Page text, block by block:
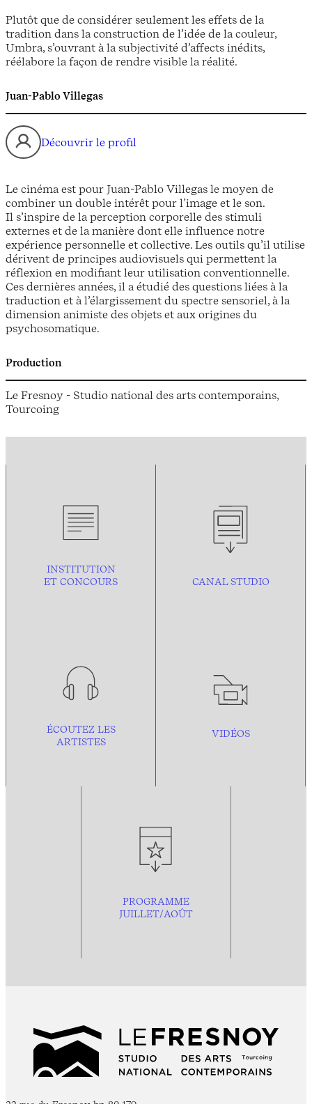
Plutôt que de considérer seulement les effets de la
tradition dans la construction de l’idée de la couleur,
Umbra, s’ouvrant à la subjectivité d’affects inédits,
réélabore la façon de rendre visible la réalité.
Juan-Pablo Villegas
Découvrir le profil
Le cinéma est pour Juan-Pablo Villegas le moyen de
combiner un double intérêt pour l’image et le son.
Il s’inspire de la perception corporelle des stimuli
externes et de la manière dont elle influence notre
expérience personnelle et collective. Les outils qu’il utilise
dérivent de principes audiovisuels qui permettent la
réflexion en modifiant leur utilisation conventionnelle.
Ces dernières années, il a étudié des questions liées à la
traduction et à l’élargissement du spectre sensoriel, à la
dimension animiste des objets et aux origines du
psychosomatique.
Production
Le Fresnoy - Studio national des arts contemporains,
Tourcoing
INSTITUTION
ET CONCOURS
CANAL STUDIO
ÉCOUTEZ LES
ARTISTES
VIDÉOS
PROGRAMME
JUILLET/AOÛT